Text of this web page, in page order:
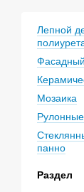
Лепной
Мозаика
панно
Раздел